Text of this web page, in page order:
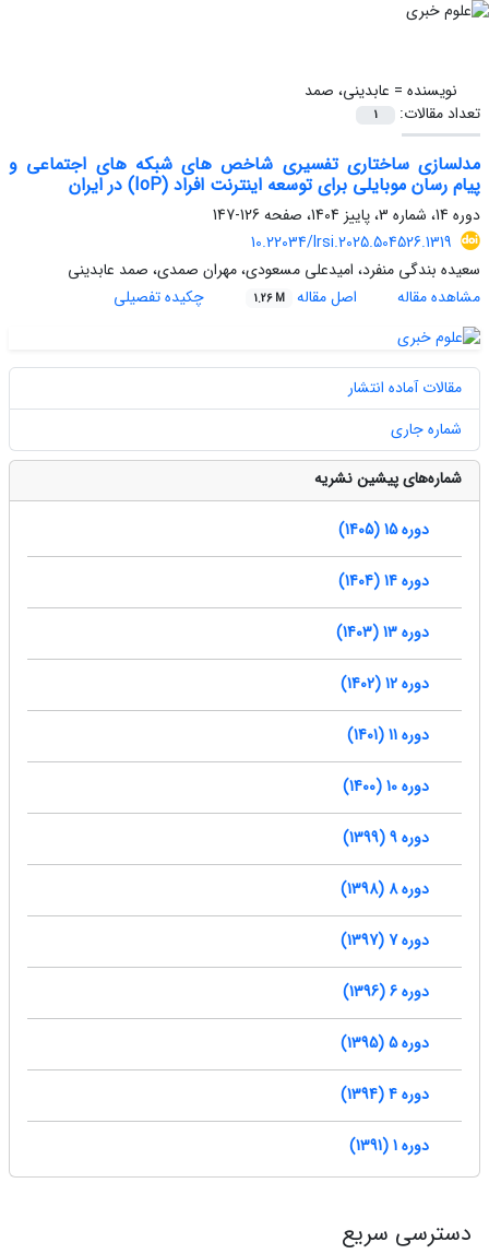
نویسنده = عابدینی، صمد
تعداد مقالات:
1
مدلسازی ساختاری تفسیری شاخص های شبکه های اجتماعی و
پیام رسان موبایلی برای توسعه اینترنت افراد (IoP) در ایران
دوره 14، شماره 3، پاییز 1404، صفحه
126-147
10.22034/lrsi.2025.504526.1319
سعیده بندگی منفرد، امیدعلی مسعودی، مهران صمدی، صمد عابدینی
مشاهده مقاله
اصل مقاله 1.26 M چکیده تفصیلی
مقالات آماده انتشار
شماره جاری
شماره‌های پیشین نشریه
دوره 15 (1405)
دوره 14 (1404)
دوره 13 (1403)
دوره 12 (1402)
دوره 11 (1401)
دوره 10 (1400)
دوره 9 (1399)
دوره 8 (1398)
دوره 7 (1397)
دوره 6 (1396)
دوره 5 (1395)
دوره 4 (1394)
دوره 1 (1391)
دسترسی سریع